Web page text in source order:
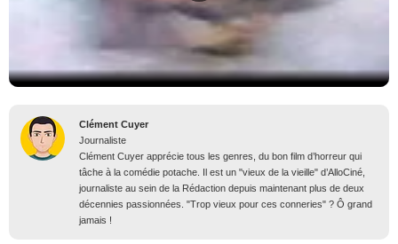
Clément Cuyer
Journaliste
Clément Cuyer apprécie tous les genres, du bon film d’horreur qui
tâche à la comédie potache. Il est un "vieux de la vieille" d’AlloCiné,
journaliste au sein de la Rédaction depuis maintenant plus de deux
décennies passionnées. "Trop vieux pour ces conneries" ? Ô grand
jamais !